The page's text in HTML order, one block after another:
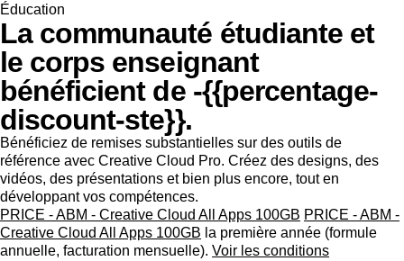
Éducation
La communauté étudiante et
le corps enseignant
bénéficient de -{{percentage-
discount-ste}}.
Bénéficiez de remises substantielles sur des outils de
référence avec Creative Cloud Pro. Créez des designs, des
vidéos, des présentations et bien plus encore, tout en
développant vos compétences.
PRICE - ABM - Creative Cloud All Apps 100GB PRICE - ABM -
Creative Cloud All Apps 100GB la première année (formule
annuelle, facturation mensuelle). Voir les conditions